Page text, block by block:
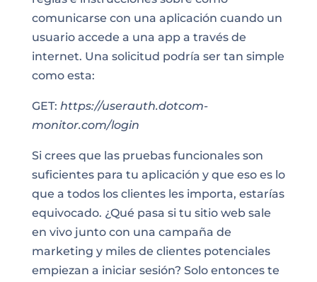
comunicarse con una aplicación cuando un
usuario accede a una app a través de
internet. Una solicitud podría ser tan simple
como esta:
GET: https://userauth.dotcom-
monitor.com/login
Si crees que las pruebas funcionales son
suficientes para tu aplicación y que eso es lo
que a todos los clientes les importa, estarías
equivocado. ¿Qué pasa si tu sitio web sale
en vivo junto con una campaña de
marketing y miles de clientes potenciales
empiezan a iniciar sesión? Solo entonces te